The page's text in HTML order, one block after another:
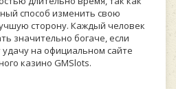
способ изменить свою
сторону. Каждый человек
значительно богаче, если
на официальном сайте
казино GMSlots.